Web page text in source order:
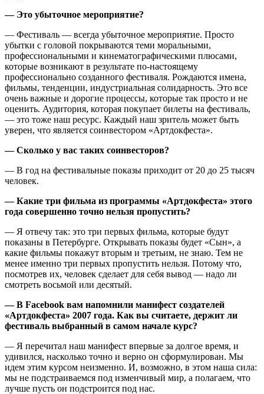
— Это убыточное мероприятие?
— Фестиваль — всегда убыточное мероприятие. Просто
убытки с головой покрываются теми моральными,
профессиональными и кинематографическими плюсами,
которые возникают в результате по-настоящему
профессионально созданного фестиваля. Рождаются имена,
фильмы, тенденции, индустриальная солидарность. Это все
очень важные и дорогие процессы, которые так просто и не
оценить. Аудитория, которая покупает билеты на фестиваль,
— это тоже наш ресурс. Каждый наш зритель может быть
уверен, что является соинвестором «Артдокфеста».
— Сколько у вас таких соинвесторов?
— В год на фестивальные показы приходит от 20 до 25 тысяч
человек.
— Какие три фильма из программы «Артдокфеста» этого
года совершенно точно нельзя пропустить?
— Я отвечу так: это три первых фильма, которые будут
показаны в Петербурге. Открывать показы будет «Сын», а
какие фильмы покажут вторым и третьим, не знаю. Тем не
менее именно три первых пропустить нельзя. Потому что,
посмотрев их, человек сделает для себя вывод — надо ли
смотреть восьмой или десятый.
— В Facebook вам напомнили манифест создателей
«Артдокфеста» 2007 года. Как вы считаете, держит ли
фестиваль выбранный в самом начале курс?
— Я перечитал наш манифест впервые за долгое время, и
удивился, насколько точно и верно он сформулирован. Мы
идем этим курсом неизменно. И, возможно, в этом наша сила:
мы не подстраиваемся под изменчивый мир, а полагаем, что
лучше пусть он подстроится под нас.